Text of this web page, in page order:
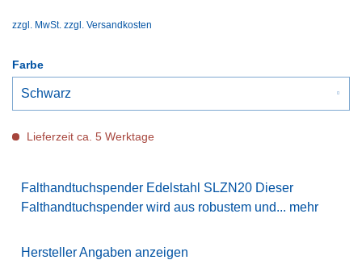
zzgl. MwSt. zzgl. Versandkosten
Farbe
Lieferzeit ca. 5 Werktage
Falthandtuchspender Edelstahl SLZN20 Dieser
Falthandtuchspender wird aus robustem und... mehr
Hersteller Angaben anzeigen